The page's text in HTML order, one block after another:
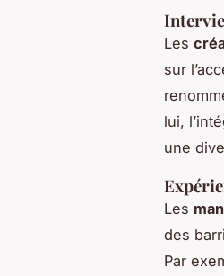
Les
sur
lui,
une
Les
des
Par